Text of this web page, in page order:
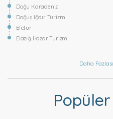
Doğu Karadeniz
Doğuş Iğdır Turizm
Efetur
Elazığ Hazar Turizm
Daha